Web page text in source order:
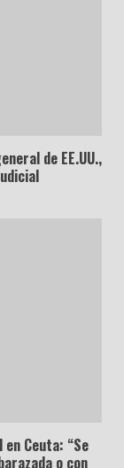
de EE.UU.,
Ceuta: “Se
o con